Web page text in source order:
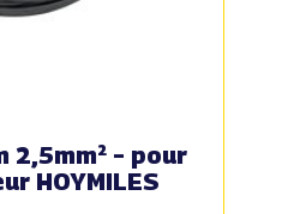
2,5mm² – pour
HOYMILES